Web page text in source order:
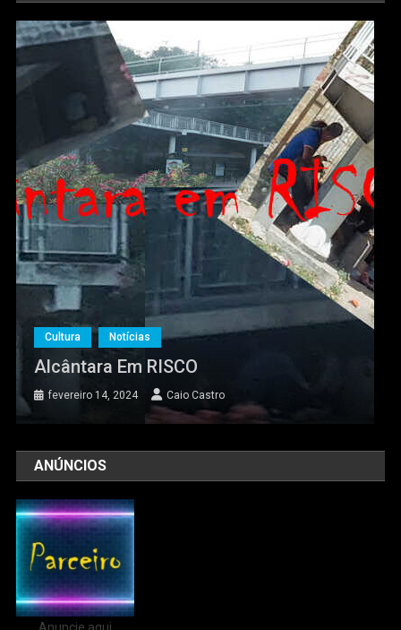
Cultura Notícias
Alcântara Em RISCO
fevereiro 14, 2024 Caio Castro
ANÚNCIOS